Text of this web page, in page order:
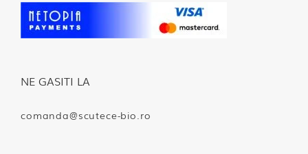
NE GASITI LA
comanda@scutece-bio.ro